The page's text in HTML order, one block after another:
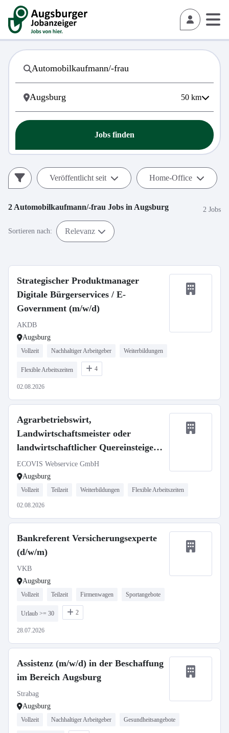
50 km
Jobs finden
Veröffentlicht seit Home-Office
2 Automobilkaufmann/-frau Jobs in Augsburg 2 Jobs
Sortieren nach: Relevanz
Strategischer Produktmanager
Digitale Bürgerservices / E-
Government (m/w/d)
AKDB
Augsburg
Vollzeit Nachhaltiger Arbeitgeber Weiterbildungen
Flexible Arbeitszeiten 4
02.08.2026
Agrarbetriebswirt,
Landwirtschaftsmeister oder
landwirtschaftlicher Quereinsteiger
in der Steuerberatung (m/w/d)
ECOVIS Webservice GmbH
Augsburg
Vollzeit Teilzeit Weiterbildungen Flexible Arbeitszeiten
02.08.2026
Bankreferent Versicherungsexperte
(d/w/m)
VKB
Augsburg
Vollzeit Teilzeit Firmenwagen Sportangebote
Urlaub >= 30 2
28.07.2026
Assistenz (m/w/d) in der Beschaffung
im Bereich Augsburg
Strabag
Augsburg
Vollzeit Nachhaltiger Arbeitgeber Gesundheitsangebote